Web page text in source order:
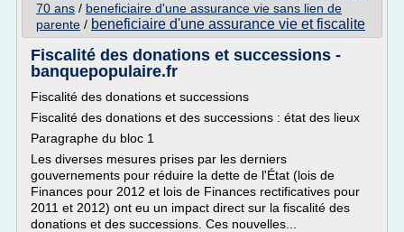
70 ans / beneficiaire d'une assurance vie sans lien de
parente / beneficiaire d'une assurance vie et fiscalite
Fiscalité des donations et successions -
banquepopulaire.fr
Fiscalité des donations et successions
Fiscalité des donations et des successions : état des lieux
Paragraphe du bloc 1
Les diverses mesures prises par les derniers
gouvernements pour réduire la dette de l'État (lois de
Finances pour 2012 et lois de Finances rectificatives pour
2011 et 2012) ont eu un impact direct sur la fiscalité des
donations et des successions. Ces nouvelles...